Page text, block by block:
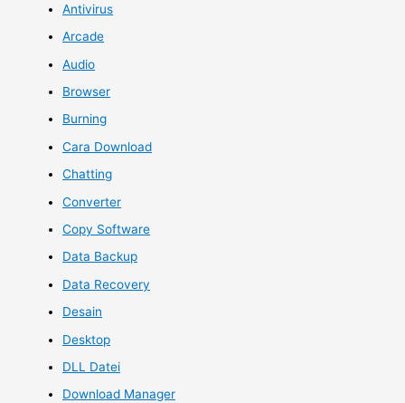
Antivirus
Arcade
Audio
Browser
Burning
Cara Download
Chatting
Converter
Copy Software
Data Backup
Data Recovery
Desain
Desktop
DLL Datei
Download Manager